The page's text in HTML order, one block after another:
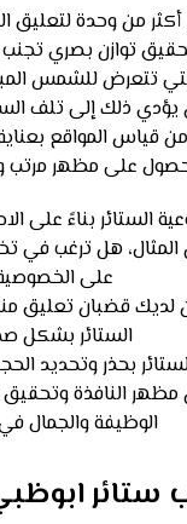
من وحدة لتعليق
توازن بصري تجنب
تتعرض للشمس
ذلك إلى تلف
قياس المواقع
على مظهر مرتب
الستائر بناءً على
هل ترغب في
على
لديك قضبان تعليق
الستائر بشكل
الستائر بحذر وتحديد
النافذة وتحقيق
الوظيفة والجمال
ستائر